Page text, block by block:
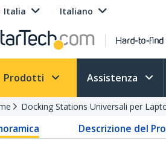
Italia Italiano
Prodotti Assistenza
Docking Stations Universali per
Descrizione del